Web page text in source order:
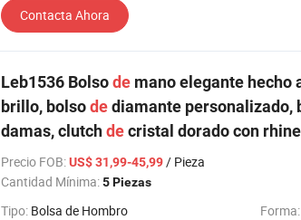
Contacta Ahora
Leb1536 Bolsode mano elegante hecho
brillo, bolsodediamante personalizado,
damas, clutchdecristal dorado con
Precio FOB:US$ 31,99-45,99/ Pieza
Cantidad Mínima:5 Piezas
Tipo: Bolsa de Hombro Forma: